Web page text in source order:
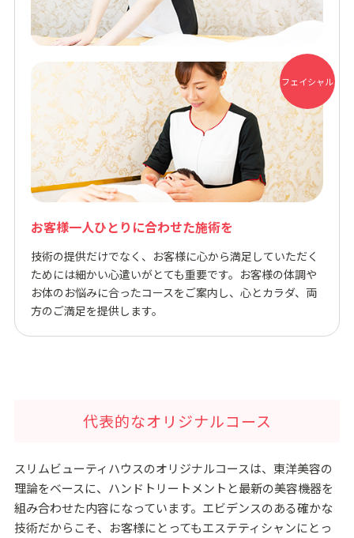
フェイシャル
お客様⼀⼈ひとりに合わせた施術を
技術の提供だけでなく、お客様に⼼から満⾜していただく
ためには細かい⼼遣いがとても重要です。お客様の体調や
お体のお悩みに合ったコースをご案内し、⼼とカラダ、両
⽅のご満⾜を提供します。
代表的なオリジナルコース
スリムビューティハウスのオリジナルコースは、東洋美容の
理論をベースに、ハンドトリートメントと最新の美容機器を
組み合わせた内容になっています。エビデンスのある確かな
技術だからこそ、お客様にとってもエステティシャンにとっ